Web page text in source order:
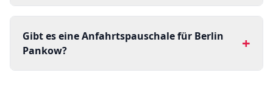
Gibt es eine Anfahrtspauschale für Berlin
Pankow?
+